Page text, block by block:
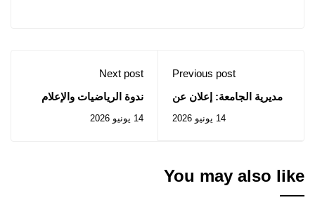
Previous post
مديرية الجامعة: إعلان عن
المتعلقة بالإستشارة رقم
14 يونيو 2026
Next post
ندوة الرياضيات والإعلام
2026
14 يونيو 2026
You may also like